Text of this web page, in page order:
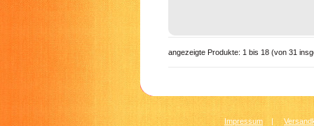
angezeigte Produkte: 1 bis 18 (von 31
Impressum |